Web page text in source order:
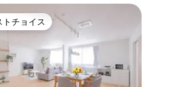
のゲストチョイスです。
トチョイス